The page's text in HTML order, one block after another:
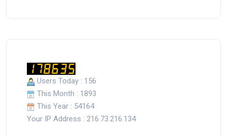
Users Today : 156
This Month : 1893
This Year : 54164
Your IP Address : 216.73.216.134